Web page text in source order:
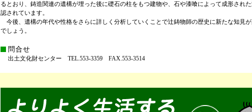
るとおり、鋳造関連の遺構が埋った後に礎石の柱をもつ建物や、石や漆喰によって成形され
認されています。
今後、遺構の年代や性格をさらに詳しく分析していくことで辻鋳物師の歴史に新たな知見が
でしょう。
問合せ
出土文化財センター TEL.553-3359 FAX.553-3514